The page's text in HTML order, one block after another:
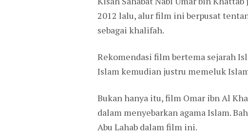
2012 lalu, alur film ini berpusat
sebagai khalifah.
Rekomendasi film bertema sejarah
Islam kemudian justru memeluk
Bukan hanya itu, film Omar ibn Al
dalam menyebarkan agama Islam.
Abu Lahab dalam film ini.